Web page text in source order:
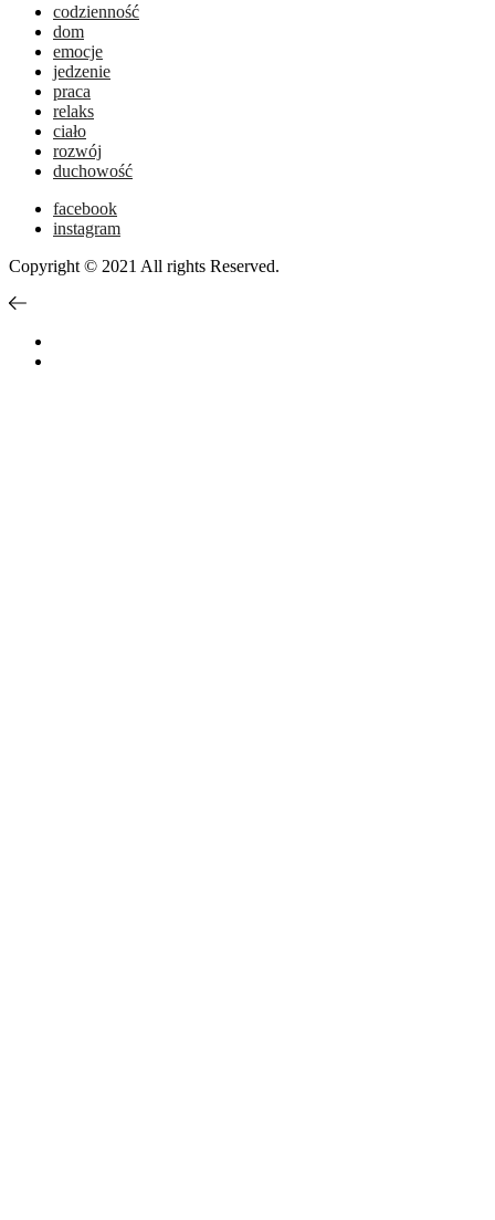
codzienność
dom
emocje
jedzenie
praca
relaks
ciało
rozwój
duchowość
facebook
instagram
Copyright © 2021 All rights Reserved.